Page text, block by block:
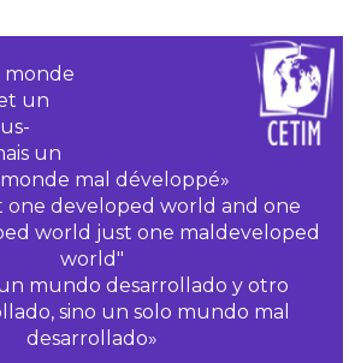
monde
un
un
mal développé»
one developed world and one
world just one maldeveloped
world"
mundo desarrollado y otro
sino un solo mundo mal
desarrollado»